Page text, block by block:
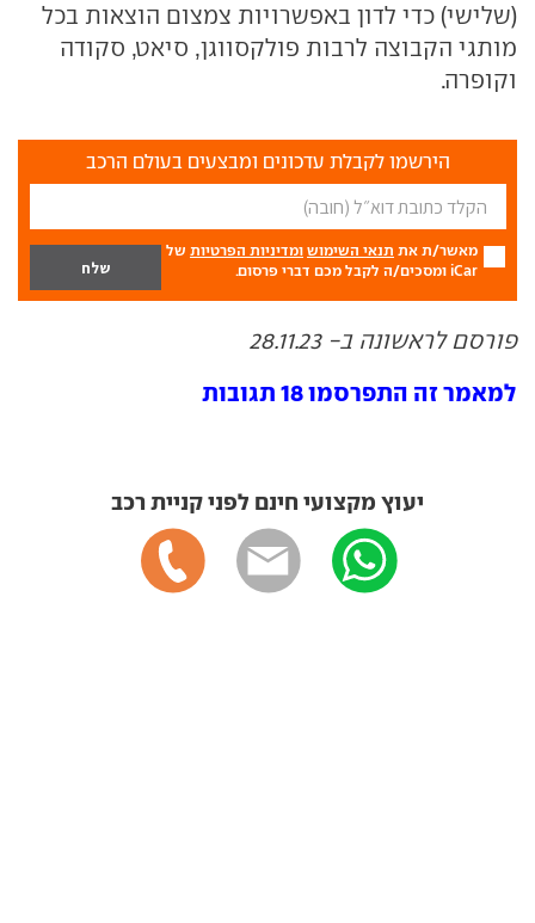
(שלישי) כדי לדון באפשרויות צמצום הוצאות בכל
מותגי הקבוצה לרבות פולקסווגן, סיאט, סקודה
וקופרה.
הירשמו לקבלת עדכונים ומבצעים בעולם הרכב
מאשר/ת את תנאי השימוש ומדיניות הפרטיות של
iCar ומסכים/ה לקבל מכם דברי פרסום.
פורסם לראשונה ב- 28.11.23
למאמר זה התפרסמו 18 תגובות
יעוץ מקצועי חינם לפני קניית רכב